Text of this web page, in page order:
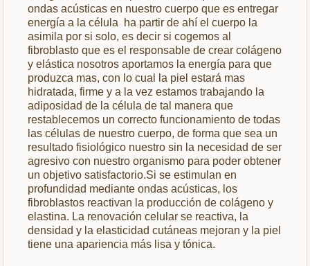
ondas acústicas en nuestro cuerpo que es entregar
energía a la célula ha partir de ahí el cuerpo la
asimila por si solo, es decir si cogemos al
fibroblasto que es el responsable de crear colágeno
y elástica nosotros aportamos la energía para que
produzca mas, con lo cual la piel estará mas
hidratada, firme y a la vez estamos trabajando la
adiposidad de la célula de tal manera que
restablecemos un correcto funcionamiento de todas
las células de nuestro cuerpo, de forma que sea un
resultado fisiológico nuestro sin la necesidad de ser
agresivo con nuestro organismo para poder obtener
un objetivo satisfactorio.Si se estimulan en
profundidad mediante ondas acústicas, los
fibroblastos reactivan la producción de colágeno y
elastina. La renovación celular se reactiva, la
densidad y la elasticidad cutáneas mejoran y la piel
tiene una apariencia más lisa y tónica.